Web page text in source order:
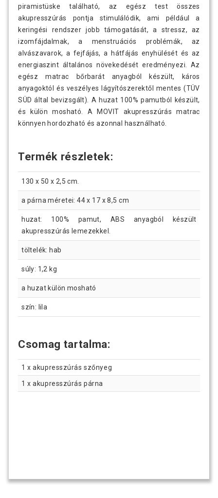
piramistüske található, az egész test összes
akupresszúrás pontja stimulálódik, ami például a
keringési rendszer jobb támogatását, a stressz, az
izomfájdalmak, a menstruációs problémák, az
alvászavarok, a fejfájás, a hátfájás enyhülését és az
energiaszint általános növekedését eredményezi. Az
egész matrac bőrbarát anyagból készült, káros
anyagoktól és veszélyes lágyítószerektől mentes (TÜV
SÜD által bevizsgált). A huzat 100% pamutból készült,
és külön mosható. A MOVIT akupresszúrás matrac
könnyen hordozható és azonnal használható.
Termék részletek:
130 x 50 x 2,5 cm.
a párna méretei: 44 x 17 x 8,5 cm
huzat: 100% pamut, ABS anyagból készült
akupresszúrás lemezekkel.
töltelék: hab
súly: 1,2 kg
a huzat külön mosható
szín: lila
Csomag tartalma:
1 x akupresszúrás szőnyeg
1 x akupresszúrás párna